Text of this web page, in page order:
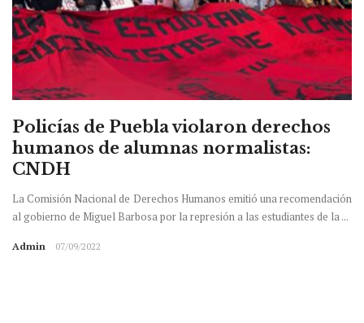
Policías de Puebla violaron derechos
humanos de alumnas normalistas:
CNDH
La Comisión Nacional de Derechos Humanos emitió una recomendación
al gobierno de Miguel Barbosa por la represión a las estudiantes de la ...
Admin 07/09/2022